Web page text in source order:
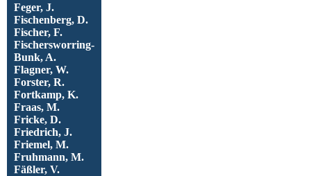
Feger, J.
Fischenberg, D.
Fischer, F.
Fischersworring-
Bunk, A.
Flagner, W.
Forster, R.
Fortkamp, K.
Fraas, M.
Fricke, D.
Friedrich, J.
Friemel, M.
Fruhmann, M.
Fäßler, V.